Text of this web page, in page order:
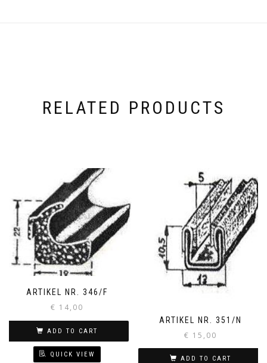
RELATED PRODUCTS
ARTIKEL NR. 346/F
€ 14,00
ADD TO CART
QUICK VIEW
ARTIKEL NR. 351/N
€ 15,00
ADD TO CART